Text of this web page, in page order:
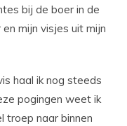
bij de boer in de
mijn visjes uit mijn
haal ik nog steeds
pogingen weet ik
troep naar binnen